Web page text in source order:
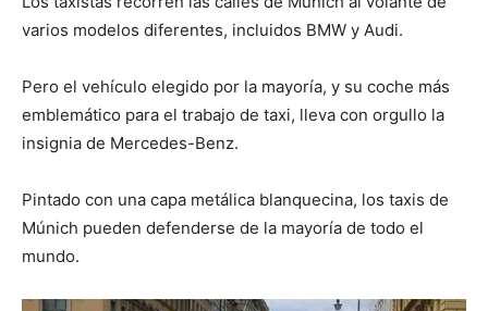
varios modelos diferentes, incluidos BMW y Audi.
Pero el vehículo elegido por la mayoría, y su coche más
emblemático para el trabajo de taxi, lleva con orgullo la
insignia de Mercedes-Benz.
Pintado con una capa metálica blanquecina, los taxis de
Múnich pueden defenderse de la mayoría de todo el
mundo.